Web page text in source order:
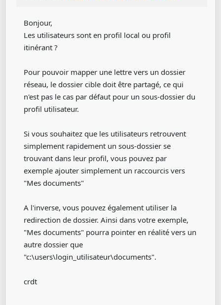
Bonjour,
Les utilisateurs sont en profil local ou profil
itinérant ?
Pour pouvoir mapper une lettre vers un dossier
réseau, le dossier cible doit être partagé, ce qui
n'est pas le cas par défaut pour un sous-dossier du
profil utilisateur.
Si vous souhaitez que les utilisateurs retrouvent
simplement rapidement un sous-dossier se
trouvant dans leur profil, vous pouvez par
exemple ajouter simplement un raccourcis vers
"Mes documents"
A l'inverse, vous pouvez également utiliser la
redirection de dossier. Ainsi dans votre exemple,
"Mes documents" pourra pointer en réalité vers un
autre dossier que
"c:\users\login_utilisateur\documents".
crdt